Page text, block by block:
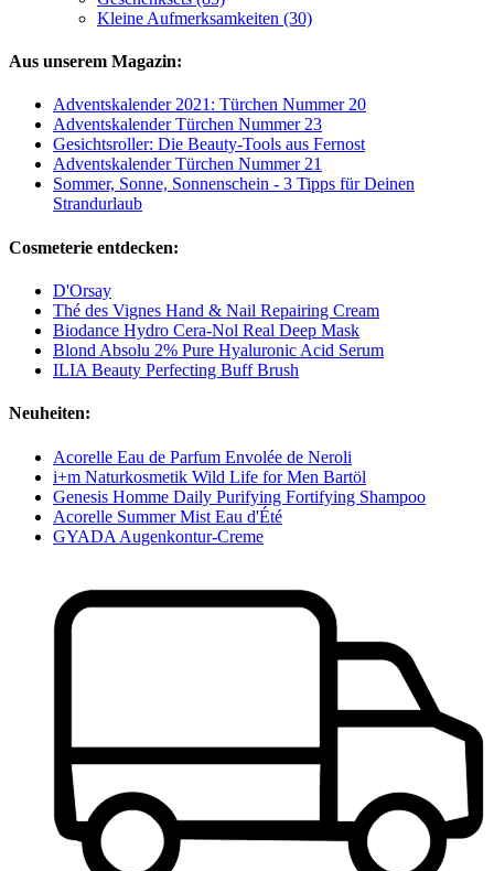
Kleine Aufmerksamkeiten (30)
Aus unserem Magazin:
Adventskalender 2021: Türchen Nummer 20
Adventskalender Türchen Nummer 23
Gesichtsroller: Die Beauty-Tools aus Fernost
Adventskalender Türchen Nummer 21
Sommer, Sonne, Sonnenschein - 3 Tipps für Deinen
Strandurlaub
Cosmeterie entdecken:
D'Orsay
Thé des Vignes Hand & Nail Repairing Cream
Biodance Hydro Cera-Nol Real Deep Mask
Blond Absolu 2% Pure Hyaluronic Acid Serum
ILIA Beauty Perfecting Buff Brush
Neuheiten:
Acorelle Eau de Parfum Envolée de Neroli
i+m Naturkosmetik Wild Life for Men Bartöl
Genesis Homme Daily Purifying Fortifying Shampoo
Acorelle Summer Mist Eau d'Été
GYADA Augenkontur-Creme